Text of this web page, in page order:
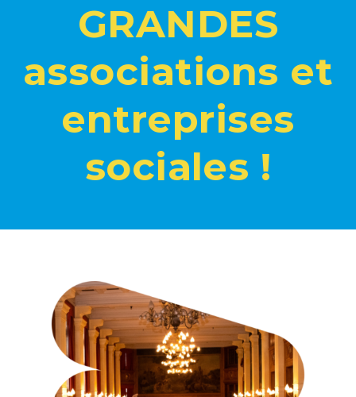
GRANDES
associations et
entreprises
sociales !